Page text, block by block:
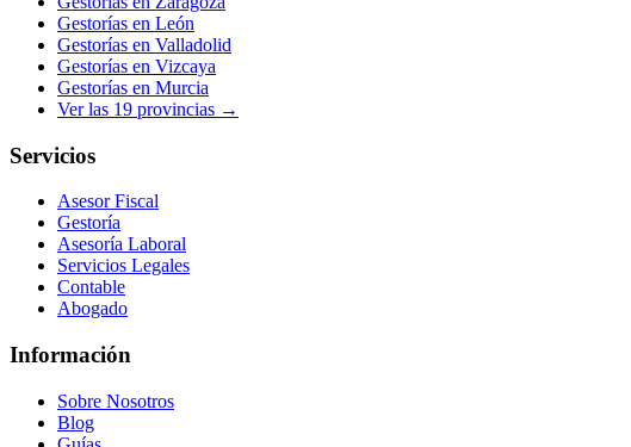
Gestorías en León
Gestorías en Valladolid
Gestorías en Vizcaya
Gestorías en Murcia
Ver las 19 provincias →
Servicios
Asesor Fiscal
Gestoría
Asesoría Laboral
Servicios Legales
Contable
Abogado
Información
Sobre Nosotros
Blog